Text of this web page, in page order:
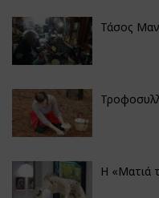
Τάσος
H «Ματιά